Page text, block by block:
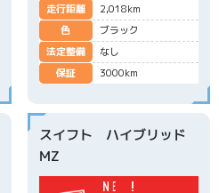
走行距離
2,018km
色
ブラック
法定整備
なし
保証
3000km
スイフト ハイブリッド
MZ
N E !